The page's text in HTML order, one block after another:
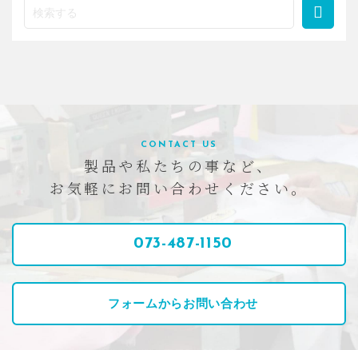
CONTACT US
製品や私たちの事など、
お気軽にお問い合わせください。
073-487-1150
フォームからお問い合わせ